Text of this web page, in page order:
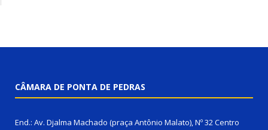
CÂMARA DE PONTA DE PEDRAS
End.: Av. Djalma Machado (praça Antônio Malato), Nº 32 Centro